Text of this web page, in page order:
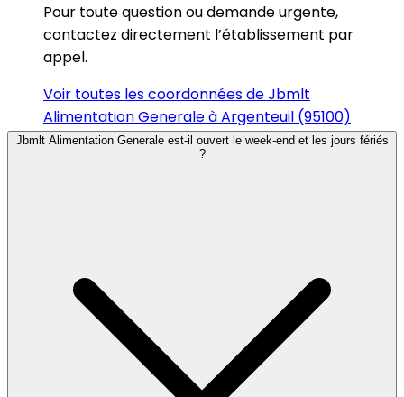
Pour toute question ou demande urgente,
contactez directement l’établissement par
appel.
Voir toutes les coordonnées de Jbmlt
Alimentation Generale à Argenteuil (95100)
Jbmlt Alimentation Generale est-il ouvert le week-end et les jours fériés
?